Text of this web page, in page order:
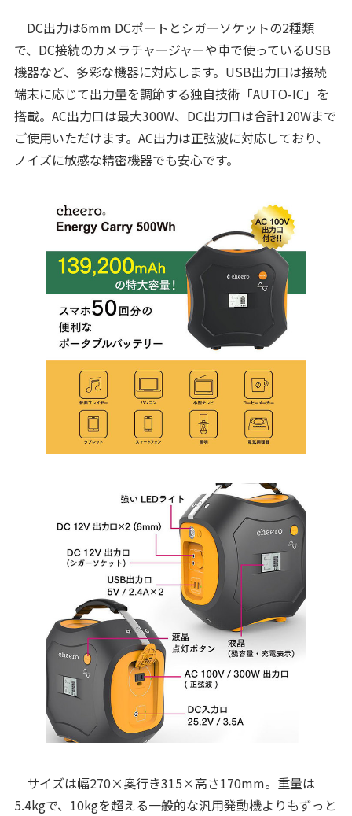
DC出力は6mm DCポートとシガーソケットの2種類
で、DC接続のカメラチャージャーや車で使っているUSB
機器など、多彩な機器に対応します。USB出力口は接続
端末に応じて出力量を調節する独自技術「AUTO-IC」を
搭載。AC出力口は最大300W、DC出力口は合計120Wまで
ご使用いただけます。AC出力は正弦波に対応しており、
ノイズに敏感な精密機器でも安心です。
サイズは幅270×奥行き315×高さ170mm。重量は
5.4kgで、10kgを超える一般的な汎用発動機よりもずっと